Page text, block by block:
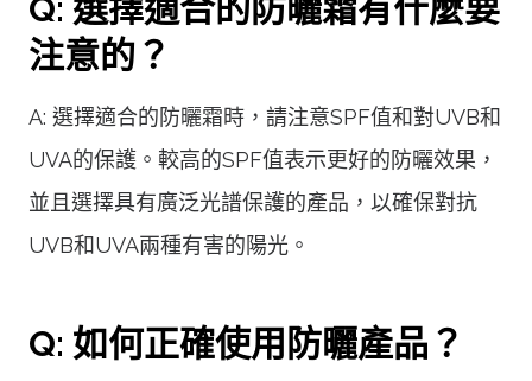
Q: 選擇適合的防曬霜有什麼要
注意的？
A: 選擇適合的防曬霜時，請注意SPF值和對UVB和
UVA的保護。較高的SPF值表示更好的防曬效果，
並且選擇具有廣泛光譜保護的產品，以確保對抗
UVB和UVA兩種有害的陽光。
Q: 如何正確使用防曬產品？